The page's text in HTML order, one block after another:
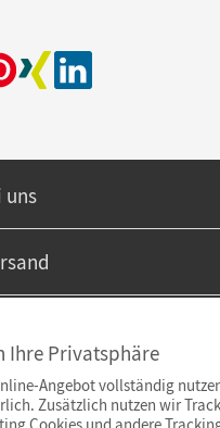
uns
Ihre Privatsphäre
Angebot vollständig
Zusätzlich nutzen wir